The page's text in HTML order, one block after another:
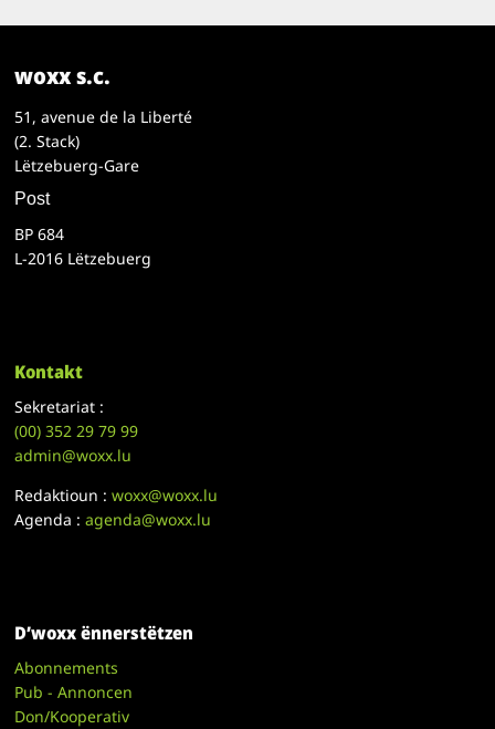
woxx s.c.
51, avenue de la Liberté
(2. Stack)
Lëtzebuerg-Gare
Post
BP 684
L-2016 Lëtzebuerg
Kontakt
Sekretariat :
(00)352 29 79 99
admin@woxx.lu
Redaktioun :woxx@woxx.lu
Agenda :agenda@woxx.lu
D’woxx ënnerstëtzen
Abonnements
Pub - Annoncen
Don/Kooperativ